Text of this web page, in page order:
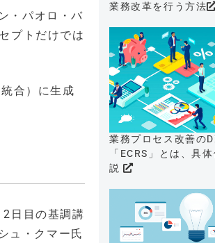
・パオロ・バ
プトだけでは
合）に生成
日目の基調講
ュ・クマー氏
業務改革を行う方法
業務プロセス改善の
「ECRS」とは、具
説